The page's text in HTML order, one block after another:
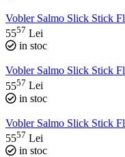
Vobler Salmo Slick Stick
5557 Lei
in stoc
Vobler Salmo Slick Stick
5557 Lei
in stoc
Vobler Salmo Slick Stick
5557 Lei
in stoc